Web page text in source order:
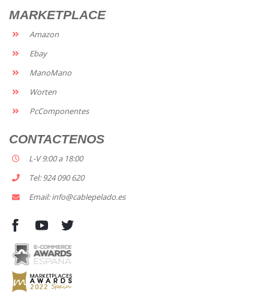
MARKETPLACE
Amazon
Ebay
ManoMano
Worten
PcComponentes
CONTACTENOS
L-V 9:00 a 18:00
Tel: 924 090 620
Email: info@cablepelado.es